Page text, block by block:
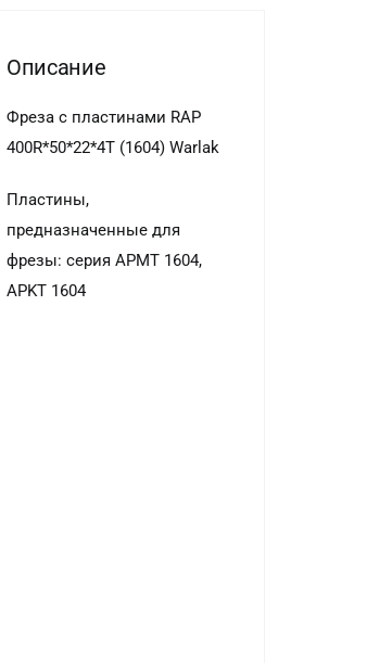
Описание
Фреза с пластинами RAP
400R*50*22*4T (1604) Warlak
Пластины,
предназначенные для
фрезы: серия APMT 1604,
APKT 1604